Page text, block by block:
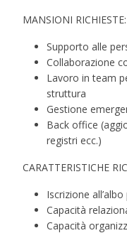
MANSIONI RICHIESTE:
Supporto alle
Collaborazione
Lavoro in team
struttura
Gestione
Back office
registri ecc.)
CARATTERISTICHE
Iscrizione
Capacità
Capacità